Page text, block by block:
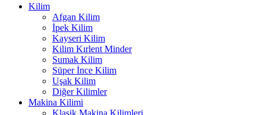
Kilim
Afgan Kilim
İpek Kilim
Kayseri Kilim
Kilim Kırlent Minder
Sumak Kilim
Süper İnce Kilim
Uşak Kilim
Diğer Kilimler
Makina Kilimi
Klasik Makina Kilimleri